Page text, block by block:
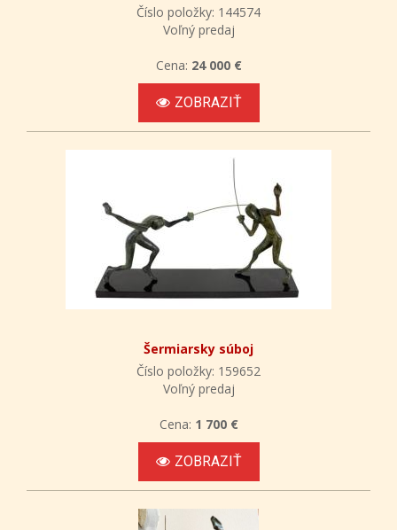
Číslo položky: 144574
Voľný predaj
Cena: 24 000 €
ZOBRAZIŤ
Šermiarsky súboj
Číslo položky: 159652
Voľný predaj
Cena: 1 700 €
ZOBRAZIŤ